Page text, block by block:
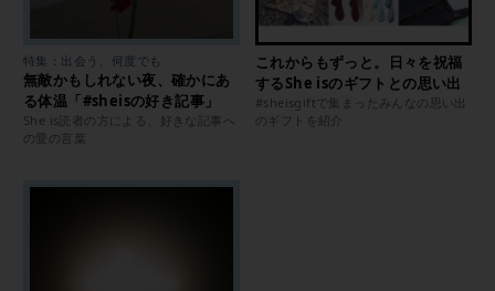
特集：出会う、何度でも
無敵かもしれない夜、確かにあ
る体温「#sheisの好き記事」
She is読者の方による、好きな記事へ
の愛の言葉
これからもずっと。日々を祝福
するShe isのギフトとの思い出
#sheisgiftで集まったみんなの思い出
のギフトを紹介